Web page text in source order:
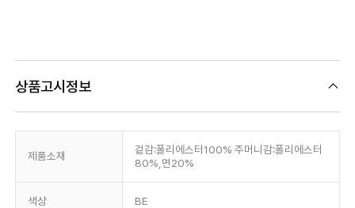
상품고시정보
제품소재
겉감:폴리에스터100% 주머니감:폴리에스터
80%,면20%
색상 BE